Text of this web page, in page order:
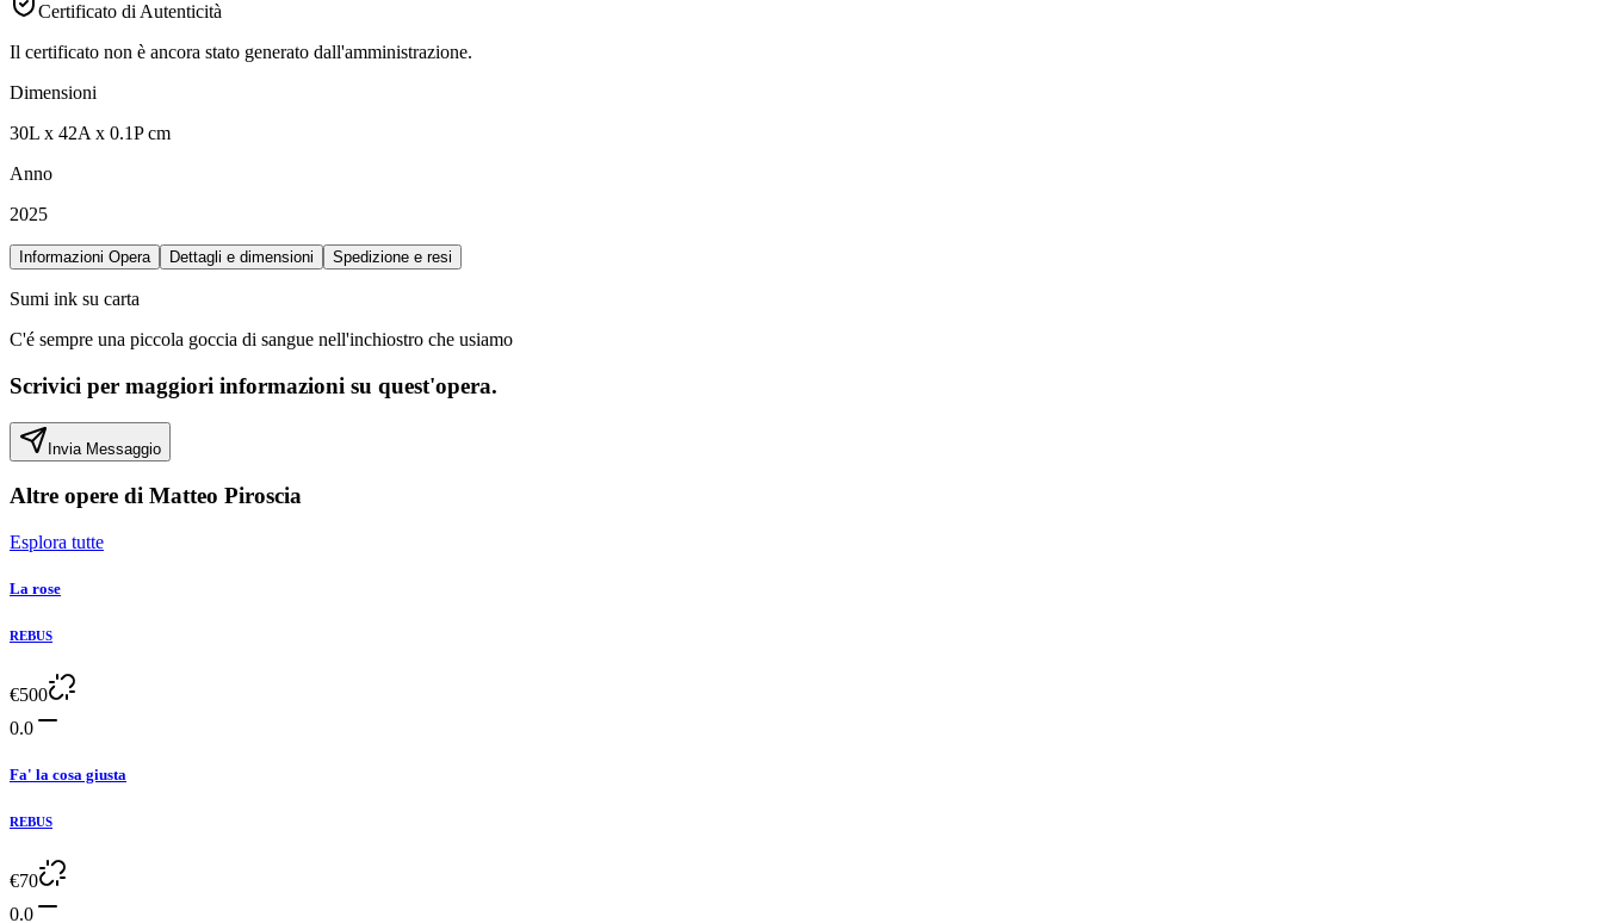
Certificato di Autenticità
Il certificato non è ancora stato generato dall'amministrazione.
Dimensioni
30L x 42A x 0.1Pcm
Anno
2025
Informazioni Opera Dettagli e dimensioni Spedizione e resi
Sumi ink su carta
C'é sempre una piccola goccia di sangue nell'inchiostro che usiamo
Scrivici per maggiori informazioni su quest'opera.
Invia Messaggio
Altre opere di Matteo Piroscia
Esplora tutte
La rose
REBUS
€500
0.0
Fa' la cosa giusta
REBUS
€70
0.0